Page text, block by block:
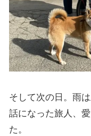
そして次の日。雨
話になった旅人、
た。